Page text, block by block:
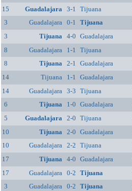
15
Guadalajara 3-1 Tijuana
3
Guadalajara 0-1 Tijuana
3
Tijuana 4-0 Guadalajara
8
Guadalajara 1-1 Tijuana
8
Tijuana 2-1 Guadalajara
14
Tijuana 1-1 Guadalajara
14
Guadalajara 3-3 Tijuana
6
Tijuana 1-0 Guadalajara
5
Guadalajara 2-0 Tijuana
10
Tijuana 2-0 Guadalajara
10
Guadalajara 2-2 Tijuana
17
Tijuana 4-0 Guadalajara
17
Guadalajara 0-2 Tijuana
3
Guadalajara 0-2 Tijuana